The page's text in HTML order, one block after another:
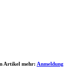
Artikel mehr: Anmeldung